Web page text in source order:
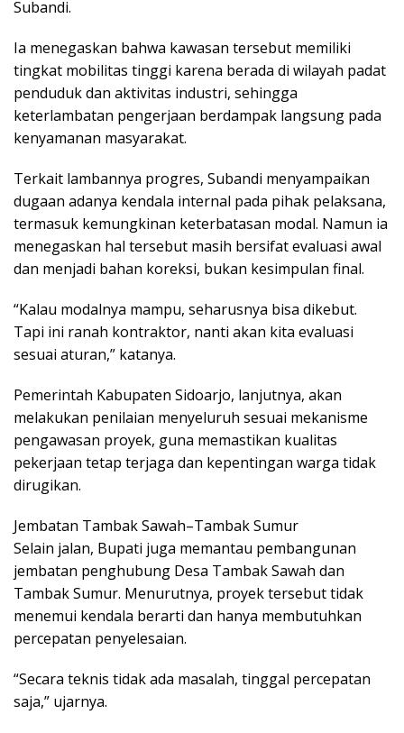
Subandi.
Ia menegaskan bahwa kawasan tersebut memiliki
tingkat mobilitas tinggi karena berada di wilayah padat
penduduk dan aktivitas industri, sehingga
keterlambatan pengerjaan berdampak langsung pada
kenyamanan masyarakat.
Terkait lambannya progres, Subandi menyampaikan
dugaan adanya kendala internal pada pihak pelaksana,
termasuk kemungkinan keterbatasan modal. Namun ia
menegaskan hal tersebut masih bersifat evaluasi awal
dan menjadi bahan koreksi, bukan kesimpulan final.
“Kalau modalnya mampu, seharusnya bisa dikebut.
Tapi ini ranah kontraktor, nanti akan kita evaluasi
sesuai aturan,” katanya.
Pemerintah Kabupaten Sidoarjo, lanjutnya, akan
melakukan penilaian menyeluruh sesuai mekanisme
pengawasan proyek, guna memastikan kualitas
pekerjaan tetap terjaga dan kepentingan warga tidak
dirugikan.
Jembatan Tambak Sawah–Tambak Sumur
Selain jalan, Bupati juga memantau pembangunan
jembatan penghubung Desa Tambak Sawah dan
Tambak Sumur. Menurutnya, proyek tersebut tidak
menemui kendala berarti dan hanya membutuhkan
percepatan penyelesaian.
“Secara teknis tidak ada masalah, tinggal percepatan
saja,” ujarnya.